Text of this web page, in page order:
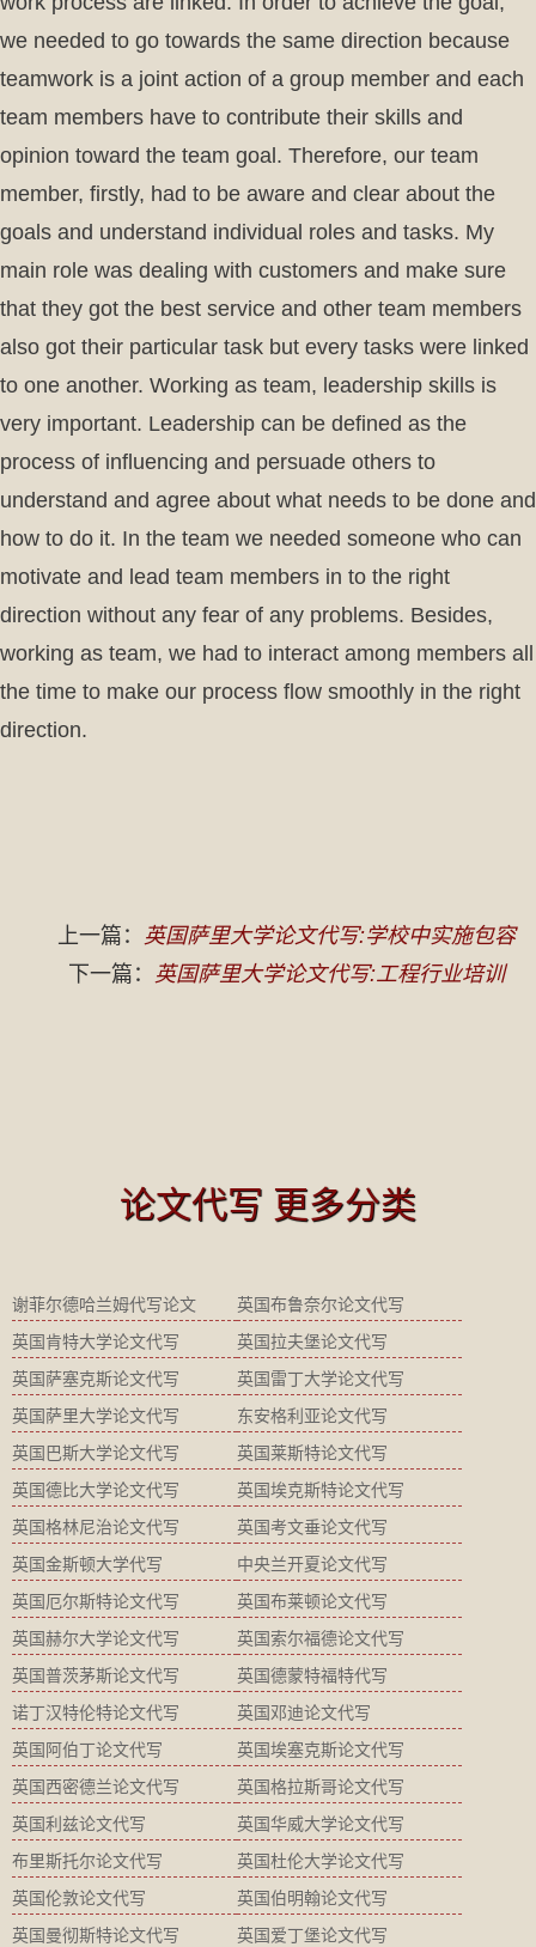
we needed to go towards the same direction because
teamwork is a joint action of a group member and each
team members have to contribute their skills and
opinion toward the team goal. Therefore, our team
member, firstly, had to be aware and clear about the
goals and understand individual roles and tasks. My
main role was dealing with customers and make sure
that they got the best service and other team members
also got their particular task but every tasks were linked
to one another. Working as team, leadership skills is
very important. Leadership can be defined as the
process of influencing and persuade others to
understand and agree about what needs to be done and
how to do it. In the team we needed someone who can
motivate and lead team members in to the right
direction without any fear of any problems. Besides,
working as team, we had to interact among members all
the time to make our process flow smoothly in the right
direction.
上一篇：
英国萨里大学论文代写:学校中实施包容
下一篇：
英国萨里大学论文代写:工程行业培训
论文代写 更多分类
谢菲尔德哈兰姆代写论文 英国布鲁奈尔论文代写
英国肯特大学论文代写 英国拉夫堡论文代写
英国萨塞克斯论文代写 英国雷丁大学论文代写
英国萨里大学论文代写 东安格利亚论文代写
英国巴斯大学论文代写 英国莱斯特论文代写
英国德比大学论文代写 英国埃克斯特论文代写
英国格林尼治论文代写 英国考文垂论文代写
英国金斯顿大学代写 中央兰开夏论文代写
英国厄尔斯特论文代写 英国布莱顿论文代写
英国赫尔大学论文代写 英国索尔福德论文代写
英国普茨茅斯论文代写 英国德蒙特福特代写
诺丁汉特伦特论文代写 英国邓迪论文代写
英国阿伯丁论文代写 英国埃塞克斯论文代写
英国西密德兰论文代写 英国格拉斯哥论文代写
英国利兹论文代写 英国华威大学论文代写
布里斯托尔论文代写 英国杜伦大学论文代写
英国伦敦论文代写 英国伯明翰论文代写
英国曼彻斯特论文代写 英国爱丁堡论文代写